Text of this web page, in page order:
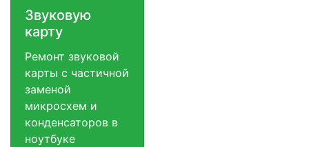
Звуковую
карту
Ремонт звуковой
карты с частичной
заменой
микросхем и
конденсаторов в
ноутбуке